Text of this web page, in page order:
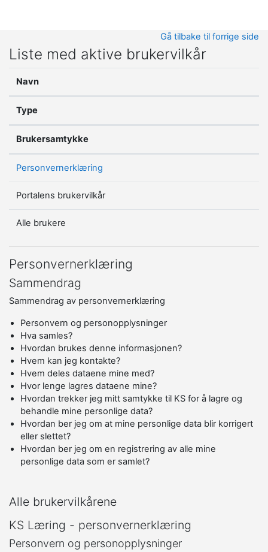
Gå tilbake til forrige side
Liste med aktive brukervilkår
Navn
Type
Brukersamtykke
Personvernerklæring
Portalens brukervilkår
Alle brukere
Personvernerklæring
Sammendrag
Sammendrag av personvernerklæring
Personvern og personopplysninger
Hva samles?
Hvordan brukes denne informasjonen?
Hvem kan jeg kontakte?
Hvem deles dataene mine med?
Hvor lenge lagres dataene mine?
Hvordan trekker jeg mitt samtykke til KS for å lagre og
behandle mine personlige data?
Hvordan ber jeg om at mine personlige data blir korrigert
eller slettet?
Hvordan ber jeg om en registrering av alle mine
personlige data som er samlet?
Alle brukervilkårene
KS Læring - personvernerklæring
Personvern og personopplysninger